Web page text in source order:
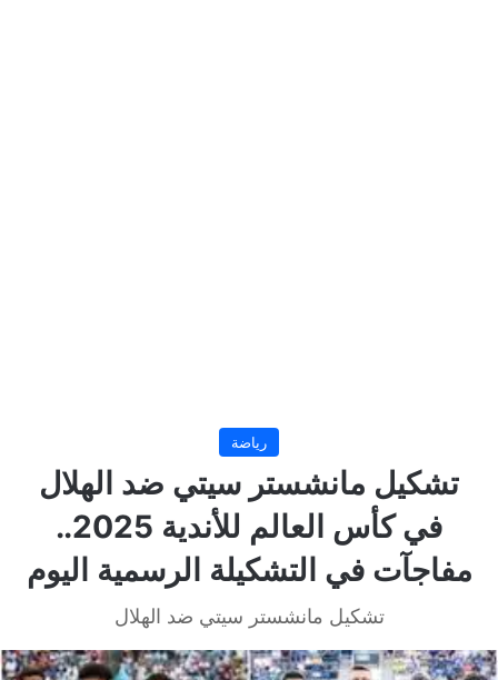
رياضة
تشكيل مانشستر سيتي ضد الهلال
في كأس العالم للأندية 2025..
مفاجآت في التشكيلة الرسمية اليوم
تشكيل مانشستر سيتي ضد الهلال